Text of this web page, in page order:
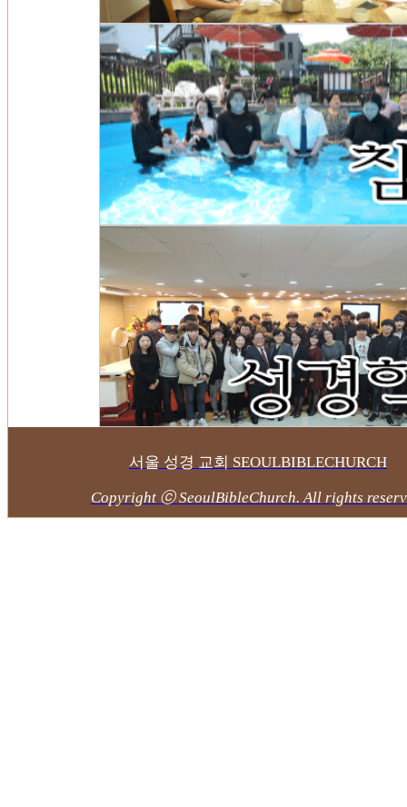
서울 성경 교회 SEOULBIBLECHURCH
Copyright ⓒ SeoulBibleChurch. All rights